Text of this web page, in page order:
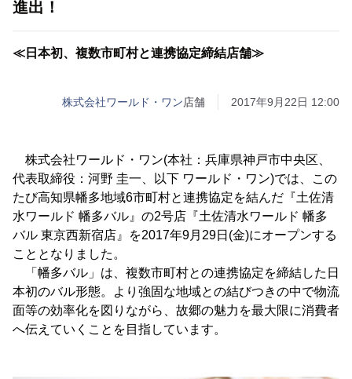
進出！
≪日本初、複数市町村と連携協定締結店舗≫
株式会社ワールド・ワン店舗 2017年9月22日 12:00
株式会社ワールド・ワン(本社：兵庫県神戸市中央区、
代表取締役：河野 圭一、以下 ワールド・ワン)では、この
たび高知県幡多地域6市町村と連携協定を結んだ『土佐清
水ワールド 幡多バル』の2号店『土佐清水ワールド 幡多
バル 東京西新宿店』を2017年9月29日(金)にオープンする
こととなりました。
「幡多バル」は、複数市町村との連携協定を締結した日
本初のバル形態。より強固な地域との結びつきの中で物流
面等の効率化を図りながら、故郷の魅力を最大限に消費者
へ伝えていくことを目指しています。